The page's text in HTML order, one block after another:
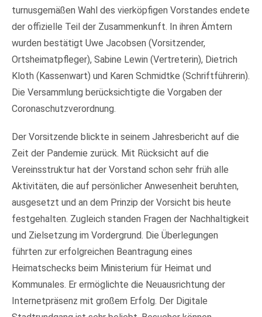
turnusgemäßen Wahl des vierköpfigen Vorstandes endete
der offizielle Teil der Zusammenkunft. In ihren Ämtern
wurden bestätigt Uwe Jacobsen (Vorsitzender,
Ortsheimatpfleger), Sabine Lewin (Vertreterin), Dietrich
Kloth (Kassenwart) und Karen Schmidtke (Schriftführerin).
Die Versammlung berücksichtigte die Vorgaben der
Coronaschutzverordnung.
Der Vorsitzende blickte in seinem Jahresbericht auf die
Zeit der Pandemie zurück. Mit Rücksicht auf die
Vereinsstruktur hat der Vorstand schon sehr früh alle
Aktivitäten, die auf persönlicher Anwesenheit beruhten,
ausgesetzt und an dem Prinzip der Vorsicht bis heute
festgehalten. Zugleich standen Fragen der Nachhaltigkeit
und Zielsetzung im Vordergrund. Die Überlegungen
führten zur erfolgreichen Beantragung eines
Heimatschecks beim Ministerium für Heimat und
Kommunales. Er ermöglichte die Neuausrichtung der
Internetpräsenz mit großem Erfolg. Der Digitale